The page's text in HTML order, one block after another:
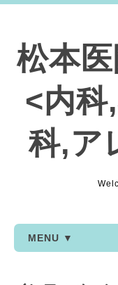
松本
<内科
科,ア
MENU ▼